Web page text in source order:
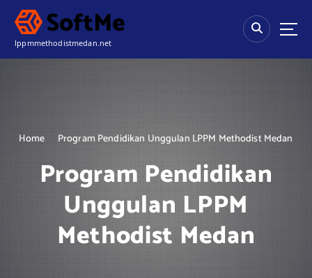
lppmmethodistmedan.net
Home Program Pendidikan Unggulan LPPM Methodist Medan
Program Pendidikan
Unggulan LPPM
Methodist Medan